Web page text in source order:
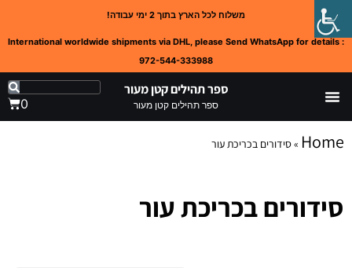
משלוח לכל הארץ בתוך 2 ימי עבודה!
International worldwide shipments via DHL, please Send WhatsApp for details :
972-544-333988
ספר תהילים קטן מעור
ספר תהילים קטן מעור 0
Home
»סידורים בכריכת עור
סידורים בכריכת עור